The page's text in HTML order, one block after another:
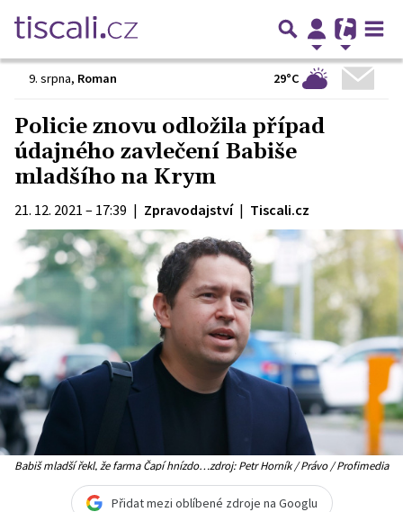
9. srpna, Roman 29°C
Policie znovu odložila případ
údajného zavlečení Babiše
mladšího na Krym
21. 12. 2021 – 17:39 | Zpravodajství | Tiscali.cz
Babiš mladší řekl, že farma Čapí hnízdo
on hrál roli bílého koně
zdroj: Petr Horník / Právo / Profimedia
Přidat mezi oblíbené zdroje na Googlu